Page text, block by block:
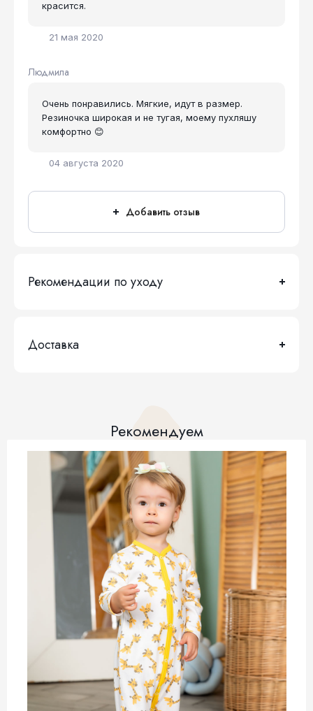
21 мая 2020
красится.
Людмила
04 августа 2020
Очень понравились. Мягкие, идут в размер.
Резиночка широкая и не тугая, моему пухляшу
комфортно 😊
Добавить отзыв
Рекомендации по уходу
Доставка
Рекомендуем